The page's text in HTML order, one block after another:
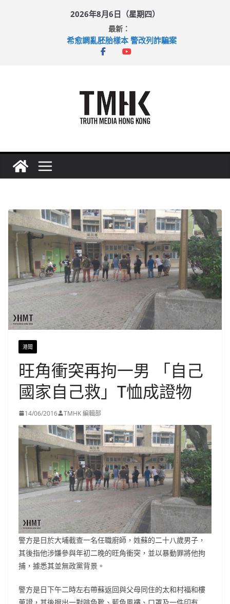
2026年8月6日（星期四）
最新：
希愈調亂胚胎樣本 警改列詐騙案
足球盛會次場激戰 祖雲達斯挫車路士
港聞
旺角衝突再拘一男 「自己
國家自己救」T恤成證物
14/06/2016 TMHK 編輯部
警方是日於大埔截查一名任職廚師，姓蘇的二十八歲男子，
其後指他涉嫌參與年初二晚的旺角衝突，並以暴動罪將他拘
捕，據悉其並無政黨背景。
警方是日下午二時左右帶蘇返回與父母同住的太和村福和樓